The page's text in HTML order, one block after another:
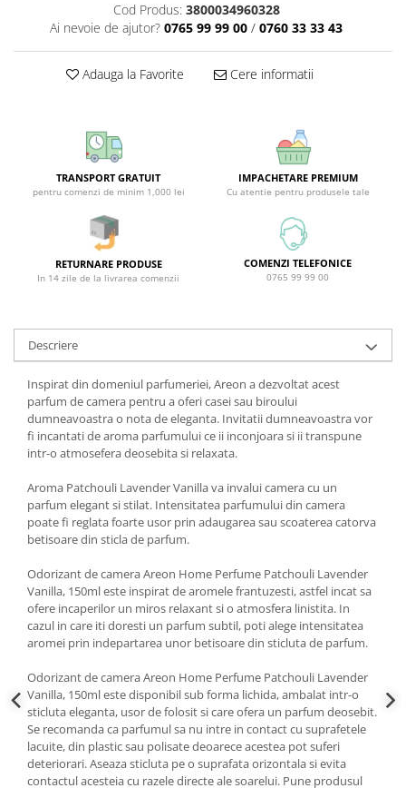
Dezinfectant Suprafete
Sticla & Fereastra
Ingrijire Personala
Sampon Par
Accesorii Par
Ingrijire Corp
Sapun
Gel de Dus
Servetele Umede
Crema
Lotiune
Igiena Orala
Pasta de Dinti
Apa de Gura
Periute de Dinti
Ingrijire Copii & Bebelusi
Scutece Pampers
Servetele Umede
Sampon & Balsam copii
Deodorante
Spray
Stick
Roll-On
Cod Produs: 3800034960328
Ai nevoie de ajutor? 0765 99 99 00 / 0760 33 33 43
Adauga la Favorite Cere informatii
TRANSPORT GRATUIT
pentru comenzi de minim 1,000 lei
IMPACHETARE PREMIUM
Cu atentie pentru produsele tale
RETURNARE PRODUSE
In 14 zile de la livrarea comenzii
COMENZI TELEFONICE
0765 99 99 00
Descriere
Inspirat din domeniul parfumeriei, Areon a dezvoltat acest
parfum de camera pentru a oferi casei sau biroului
dumneavoastra o nota de eleganta. Invitatii dumneavoastra vor
fi incantati de aroma parfumului ce ii inconjoara si ii transpune
intr-o atmosefera deosebita si relaxata.
Aroma Patchouli Lavender Vanilla va invalui camera cu un
parfum elegant si stilat. Intensitatea parfumului din camera
poate fi reglata foarte usor prin adaugarea sau scoaterea catorva
betisoare din sticla de parfum.
Odorizant de camera Areon Home Perfume Patchouli Lavender
Vanilla, 150ml este inspirat de aromele frantuzesti, astfel incat sa
ofere incaperilor un miros relaxant si o atmosfera linistita. In
cazul in care iti doresti un parfum subtil, poti alege intensitatea
aromei prin indepartarea unor betisoare din sticluta de parfum.
Odorizant de camera Areon Home Perfume Patchouli Lavender
Vanilla, 150ml este disponibil sub forma lichida, ambalat intr-o
sticluta eleganta, usor de folosit si care ofera un parfum deosebit.
Se recomanda ca parfumul sa nu intre in contact cu suprafetele
lacuite, din plastic sau polisate deoarece acestea pot suferi
deteriorari. Aseaza sticluta pe o suprafata orizontala si evita
contactul acesteia cu razele directe ale soarelui. Pune produsul